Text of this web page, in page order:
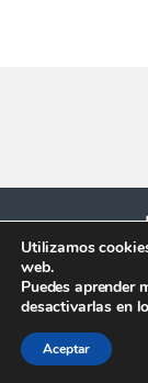
Utilizamos
web.
Puedes aprender
desactivarlas en
Aceptar